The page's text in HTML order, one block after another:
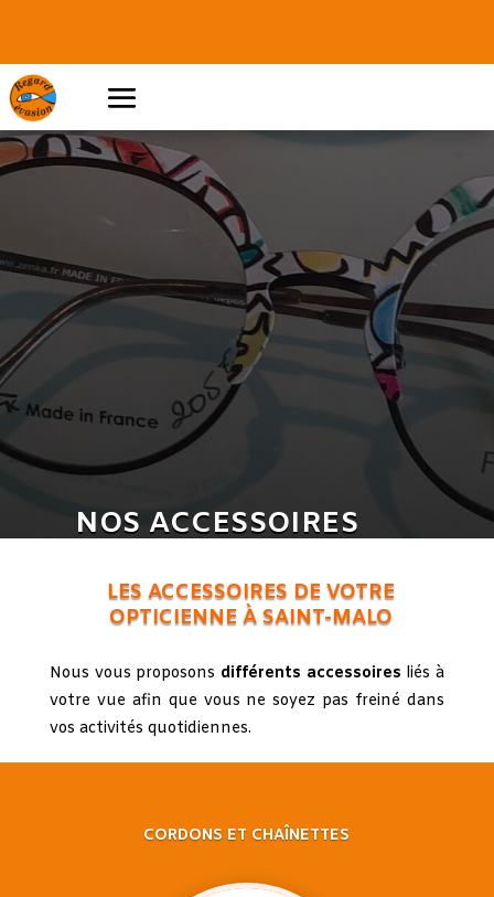
NOS ACCESSOIRES
LES ACCESSOIRES DE VOTRE
OPTICIENNE À SAINT-MALO
Nous vous proposons différents accessoires liés à
votre vue afin que vous ne soyez pas freiné dans
vos activités quotidiennes.
CORDONS ET CHAÎNETTES